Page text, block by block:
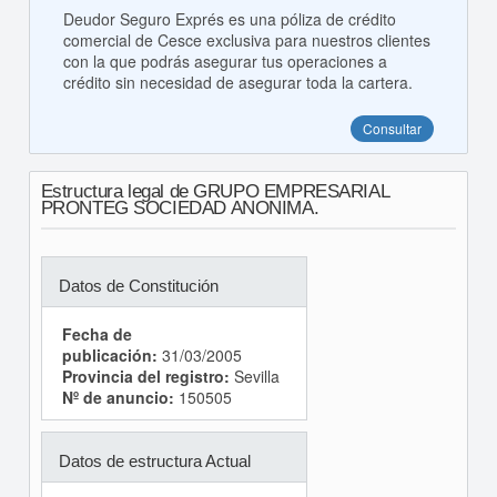
Deudor Seguro Exprés es una póliza de crédito
comercial de Cesce exclusiva para nuestros clientes
con la que podrás asegurar tus operaciones a
crédito sin necesidad de asegurar toda la cartera.
Consultar
Estructura legal de GRUPO EMPRESARIAL
PRONTEG SOCIEDAD ANONIMA.
Datos de Constitución
Fecha de
publicación: 31/03/2005
Provincia del registro: Sevilla
Nº de anuncio: 150505
Datos de estructura Actual